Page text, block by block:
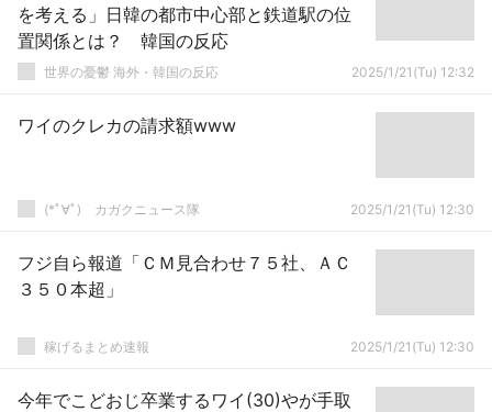
を考える」日韓の都市中心部と鉄道駅の位
置関係とは？ 韓国の反応
世界の憂鬱 海外・韓国の反応 2025/1/21(Tu) 12:32
ワイのクレカの請求額www
(*ﾟ∀ﾟ)ゞカガクニュース隊 2025/1/21(Tu) 12:30
フジ自ら報道「ＣＭ見合わせ７５社、ＡＣ
３５０本超」
稼げるまとめ速報 2025/1/21(Tu) 12:30
今年でこどおじ卒業するワイ(30)やが手取